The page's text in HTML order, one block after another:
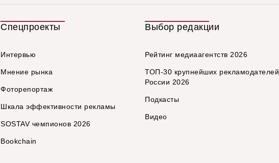
Спецпроекты
Интервью
Мнение рынка
Фоторепортаж
Шкала эффективности рекламы
SOSTAV чемпионов 2026
Bookchain
Выбор редакции
Рейтинг медиаагентств 2026
ТОП-30 крупнейших рекламодателей
России 2026
Подкасты
Видео